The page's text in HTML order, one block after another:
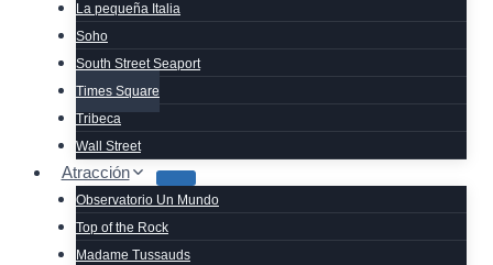
La pequeña Italia
Soho
South Street Seaport
Times Square
Tribeca
Wall Street
Atracción
Observatorio Un Mundo
Top of the Rock
Madame Tussauds